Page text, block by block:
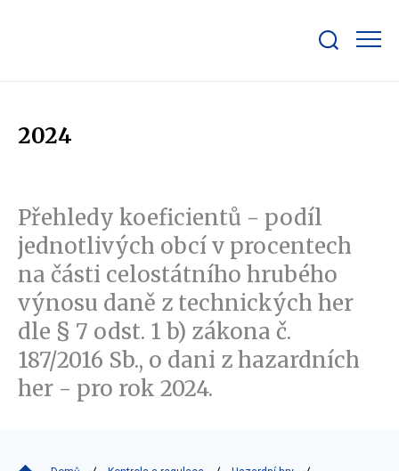
bar
2024
Přehledy koeficientů - podíl
jednotlivých obcí v procentech
na části celostátního hrubého
výnosu daně z technických her
dle § 7 odst. 1 b) zákona č.
187/2016 Sb., o dani z hazardních
her - pro rok 2024.